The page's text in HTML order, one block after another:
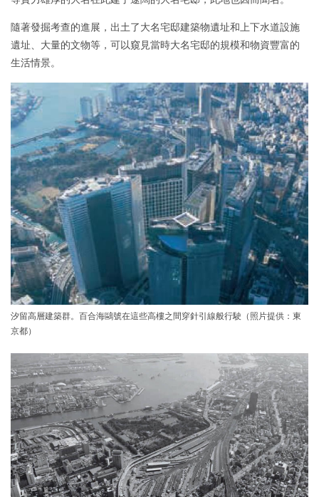
隨著發掘考查的進展，出土了大名宅邸建築物遺址和上下水道設施
遺址、大量的文物等，可以窺見當時大名宅邸的規模和物資豐富的
生活情景。
汐留高層建築群。百合海鷗號在這些高樓之間穿針引線般行駛（照片提供：東
京都）